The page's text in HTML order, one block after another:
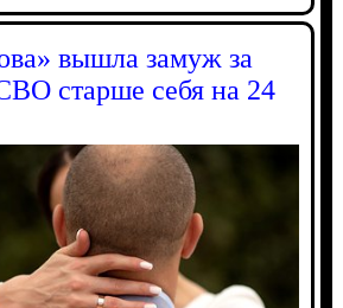
вышла замуж за
старше себя на 24